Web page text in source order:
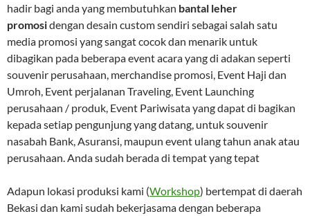
hadir bagi anda yang membutuhkan bantal leher
promosidengan desain custom sendiri sebagai salah satu
media promosi yang sangat cocok dan menarik untuk
dibagikan pada beberapa event acara yang di adakan seperti
souvenir perusahaan, merchandise promosi, Event Haji dan
Umroh, Event perjalanan Traveling, Event Launching
perusahaan / produk, Event Pariwisata yang dapat di bagikan
kepada setiap pengunjung yang datang, untuk souvenir
nasabah Bank, Asuransi, maupun event ulang tahun anak atau
perusahaan. Anda sudah berada di tempat yang tepat
Adapun lokasi produksi kami (Workshop) bertempat di daerah
Bekasi dan kami sudah bekerjasama dengan beberapa